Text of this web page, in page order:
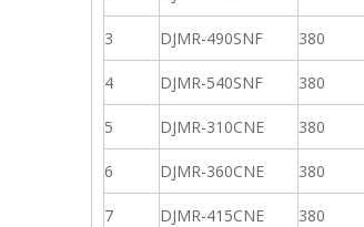
3 DJMR-490SNF 380
4 DJMR-540SNF 380
5 DJMR-310CNE 380
6 DJMR-360CNE 380
7 DJMR-415CNE 380